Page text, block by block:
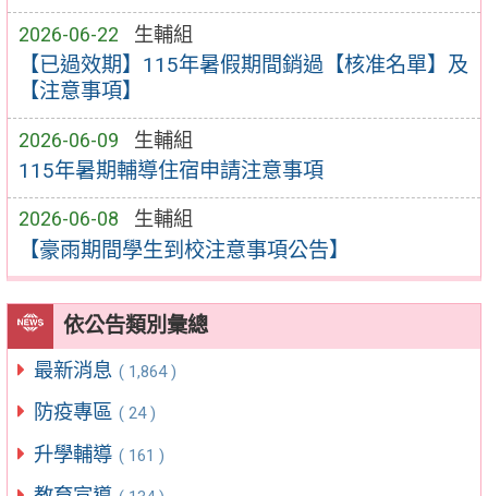
2026-06-22 生輔組
【已過效期】115年暑假期間銷過【核准名單】及
【注意事項】
2026-06-09 生輔組
115年暑期輔導住宿申請注意事項
2026-06-08 生輔組
【豪雨期間學生到校注意事項公告】
依公告類別彙總
最新消息 ( 1,864 )
防疫專區 ( 24 )
升學輔導 ( 161 )